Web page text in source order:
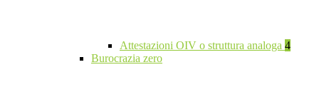
Attestazioni OIV o struttura analoga 4
Burocrazia zero